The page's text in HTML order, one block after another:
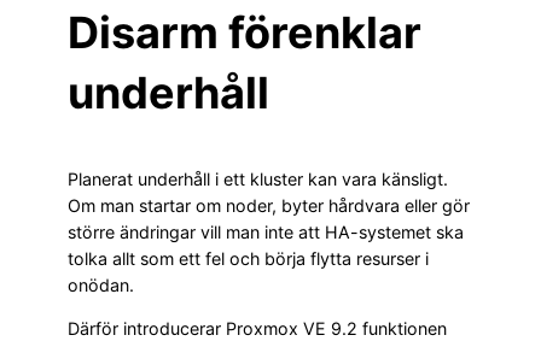
Disarm förenklar
underhåll
Planerat underhåll i ett kluster kan vara känsligt.
Om man startar om noder, byter hårdvara eller gör
större ändringar vill man inte att HA-systemet ska
tolka allt som ett fel och börja flytta resurser i
onödan.
Därför introducerar Proxmox VE 9.2 funktionen